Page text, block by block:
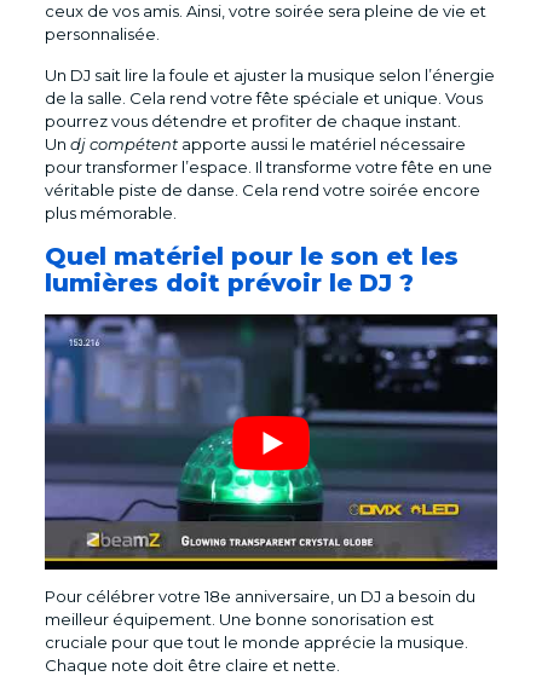
ceux de vos amis. Ainsi, votre soirée sera pleine de vie et
personnalisée.
Un DJ sait lire la foule et ajuster la musique selon l’énergie
de la salle. Cela rend votre fête spéciale et unique. Vous
pourrez vous détendre et profiter de chaque instant.
Un dj compétentapporte aussi le matériel nécessaire
pour transformer l’espace. Il transforme votre fête en une
véritable piste de danse. Cela rend votre soirée encore
plus mémorable.
Quel matériel pour le son et les
lumières doit prévoir le DJ ?
Pour célébrer votre 18e anniversaire, un DJ a besoin du
meilleur équipement. Une bonne sonorisation est
cruciale pour que tout le monde apprécie la musique.
Chaque note doit être claire et nette.